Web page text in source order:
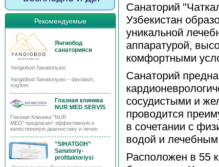
Рекомендуемые
Янгиобод
санаторияси
Yangiobod Sanatoriyasi
Yangiobod Sanatoriyasi – davolash,
sog’lom
Глазная клиника
NUR MED SERVIS
Глазная Клиника “NUR
MED” предлагает эффективную и
качественную диагностику и лечен
”SIHATGOH”
Sanatoriy-
profilaktoriysi
Санаторий
Узбекистан
уникальной
аппаратурой,
комфортными
Санаторий
сосудистыми и
проводится
в сочетании с
водой и
Расположен в 55